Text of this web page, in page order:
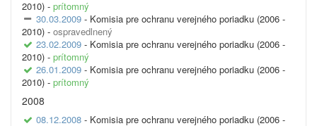
2010) - prítomný
30.03.2009 - Komisia pre ochranu verejného poriadku (2006 -
2010) - ospravedlnený
23.02.2009 - Komisia pre ochranu verejného poriadku (2006 -
2010) - prítomný
26.01.2009 - Komisia pre ochranu verejného poriadku (2006 -
2010) - prítomný
2008
08.12.2008 - Komisia pre ochranu verejného poriadku (2006 -